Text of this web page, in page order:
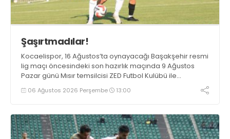
Şaşırtmadılar!
Kocaelispor, 16 Ağustos’ta oynayacağı Başakşehir resmi
lig maçı öncesindeki son hazırlık maçında 9 Ağustos
Pazar günü Mısır temsilcisi ZED Futbol Kulübü ile
karşılaşacak.
06 Ağustos 2026 Perşembe 13:00